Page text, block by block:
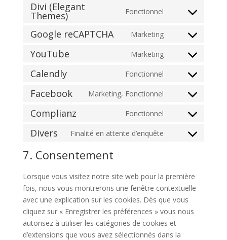
service
Divi (Elegant
Themes) Fonctionnel
Consent
service
themes)
Google reCAPTCHA Marketing
Consent
google-
YouTube Marketing
Consent
youtube
Calendly Fonctionnel
Consent
calendly
Facebook Marketing, Fonctionnel
Consent
facebook
Complianz Fonctionnel
Consent
Divers Finalité en attente d’enquête
Consent
divers
7. Consentement
Lorsque vous visitez notre site web pour la première
fois, nous vous montrerons une fenêtre contextuelle
avec une explication sur les cookies. Dès que vous
cliquez sur « Enregistrer les préférences » vous nous
autorisez à utiliser les catégories de cookies et
d’extensions que vous avez sélectionnés dans la